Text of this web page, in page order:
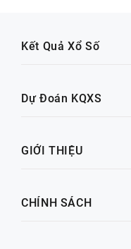
Kết Quả Xổ Số
Dự Đoán KQXS
GIỚI THIỆU
CHÍNH SÁCH